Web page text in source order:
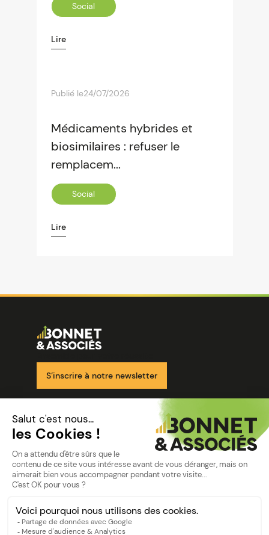
Social
Lire
Publié le24/07/2026
Médicaments hybrides et
biosimilaires : refuser le
remplacem...
Social
Lire
Image
S’inscrire à notre newsletter
Nos solutions
Nos cabinets
Mon espace client
Politique de confidentialité
©Bonnet2023